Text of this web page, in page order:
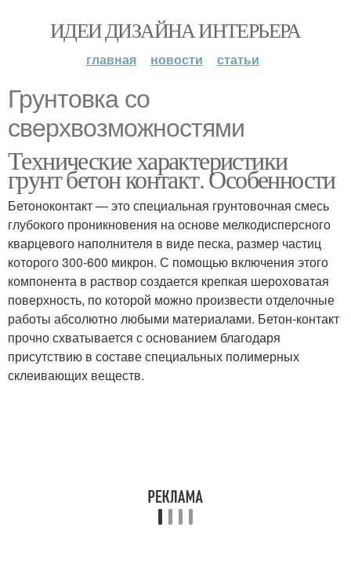
ИДЕИ ДИЗАЙНА ИНТЕРЬЕРА
главная новости статьи
Грунтовка со
сверхвозможностями
Технические характеристики
грунт бетон контакт. Особенности
Бетоноконтакт — это специальная грунтовочная смесь
глубокого проникновения на основе мелкодисперсного
кварцевого наполнителя в виде песка, размер частиц
которого 300-600 микрон. С помощью включения этого
компонента в раствор создается крепкая шероховатая
поверхность, по которой можно произвести отделочные
работы абсолютно любыми материалами. Бетон-контакт
прочно схватывается с основанием благодаря
присутствию в составе специальных полимерных
склеивающих веществ.